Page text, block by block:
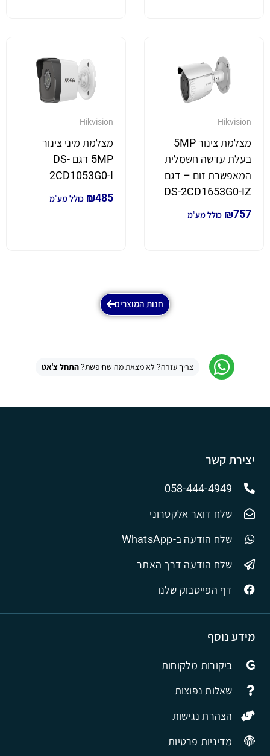
Hikvision
מצלמת צינור 5MP
בעלת עדשה חשמלית
המאפשרת זום – דגם
DS-2CD1653G0-IZ
₪757 כולל מע"מ
Hikvision
מצלמת מיני צינור
5MP דגם DS-
2CD1053G0-I
₪485 כולל מע"מ
חנות המוצרים
צריך עזרה? לא מצאת מה שחיפשת?התחל צ'אט
מידע נוסף
ביקורות מלקוחות
שאלות נפוצות
הצהרת נגישות
מדיניות פרטיות
יצירת קשר
058-444-4949
שלח דואר אלקטרוני
שלח הודעה ב-WhatsApp
שלח הודעה דרך האתר
דף הפייסבוק שלנו